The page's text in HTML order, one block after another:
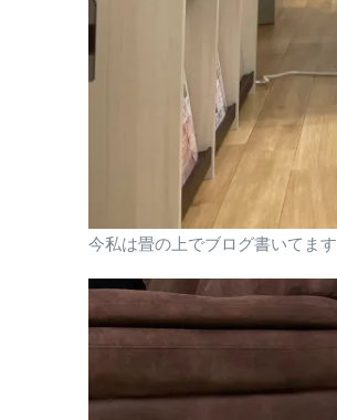
今私は畳の上でブログ書いてます